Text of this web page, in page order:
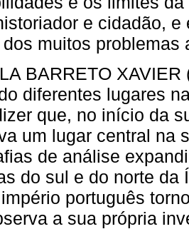
e cidadão,
muitos problemas
BARRETO
diferentes lugares
que, no início da
um lugar central na
de análise
do sul e do norte da
português
a sua própria